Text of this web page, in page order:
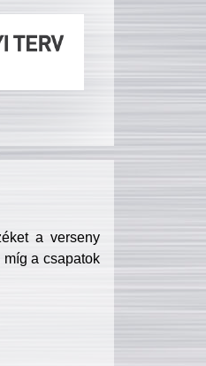
a verseny
a csapatok